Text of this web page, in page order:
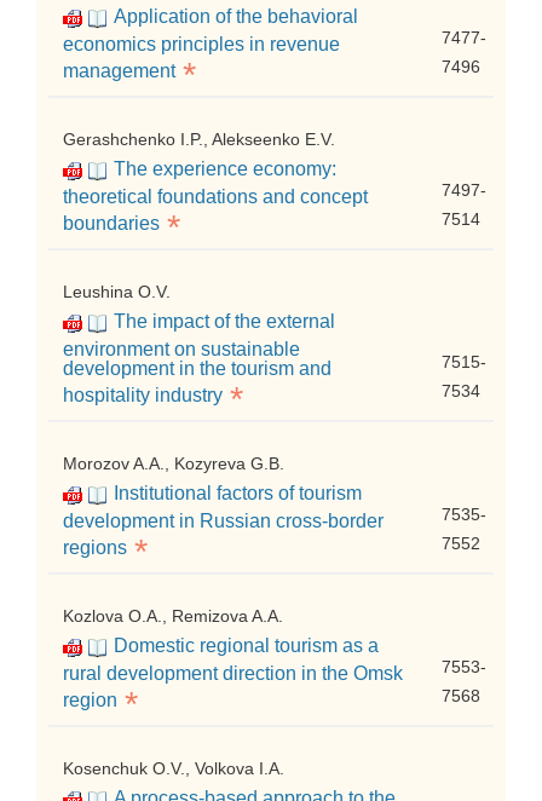
Application of the behavioral
economics principles in revenue
management *
7477-
7496
Gerashchenko I.P., Alekseenko E.V.
The experience economy:
theoretical foundations and concept
boundaries *
7497-
7514
Leushina O.V.
The impact of the external
environment on sustainable
development in the tourism and
hospitality industry *
7515-
7534
Morozov A.A., Kozyreva G.B.
Institutional factors of tourism
development in Russian cross-border
regions *
7535-
7552
Kozlova O.A., Remizova A.A.
Domestic regional tourism as a
rural development direction in the Omsk
region *
7553-
7568
Kosenchuk O.V., Volkova I.A.